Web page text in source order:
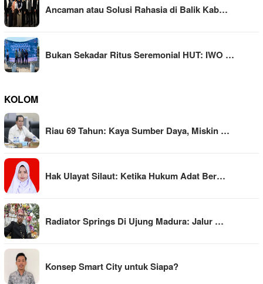
Ancaman atau Solusi Rahasia di Balik Kab…
Bukan Sekadar Ritus Seremonial HUT: IWO …
KOLOM
Riau 69 Tahun: Kaya Sumber Daya, Miskin …
Hak Ulayat Silaut: Ketika Hukum Adat Ber…
Radiator Springs Di Ujung Madura: Jalur …
Konsep Smart City untuk Siapa?